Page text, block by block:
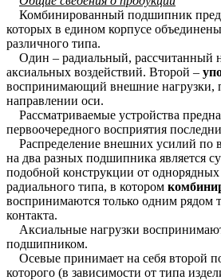
Комбинированный подшипник
которых в едином корпусе
различного типа.
Один – радиальный, рассчитанный
аксиальных воздействий. Второй –
воспринимающий внешние нагрузки,
направлении оси.
Рассматриваемые устройства
первоочередного восприятия
Распределение внешних усилий по
на два разных подшипника является
подобной конструкции от
радиального типа, в котором
воспринимаются только одним рядом
контакта.
Аксиальные нагрузки
подшипником.
Осевые принимает на себя второй
которого (в зависимости от типа